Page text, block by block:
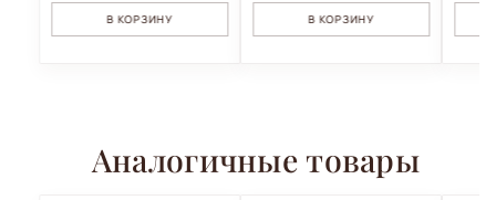
В КОРЗИНУ В КОРЗИНУ
Аналогичные товары